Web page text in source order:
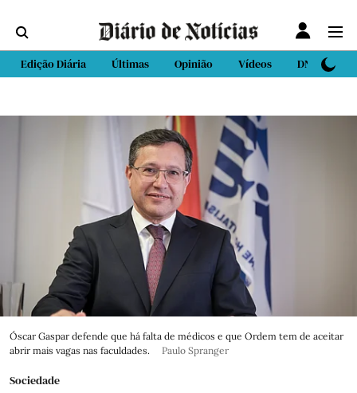
Edição Diária Últimas Opinião Vídeos DN Sport
Óscar Gaspar defende que há falta de médicos e que Ordem tem de aceitar
abrir mais vagas nas faculdades.
Paulo Spranger
Sociedade